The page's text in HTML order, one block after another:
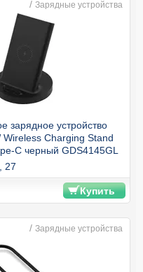
/ Зарядные устройства
зарядное устройство
Wireless Charging Stand
C черный GDS4145GL
27
Купить
/ Зарядные устройства